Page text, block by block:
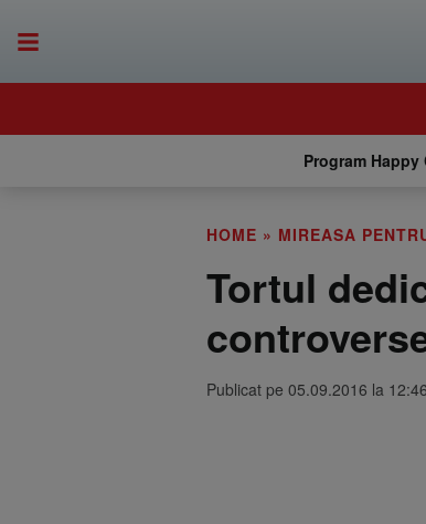
Program Happy
HOME » MIREASA
Tortul
Publicat pe 05.09.2016 la 12:46